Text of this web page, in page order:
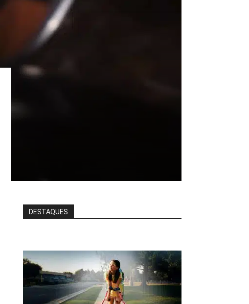
DESTAQUES